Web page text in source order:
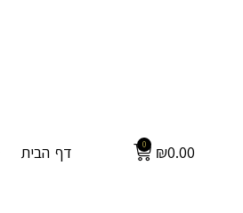
₪0.00
0 דף הבית